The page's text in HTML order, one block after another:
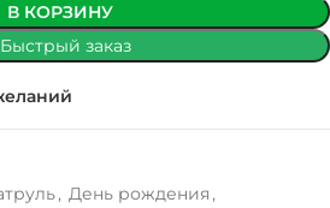
В КОРЗИНУ
Быстрый заказ
, День рождения ,